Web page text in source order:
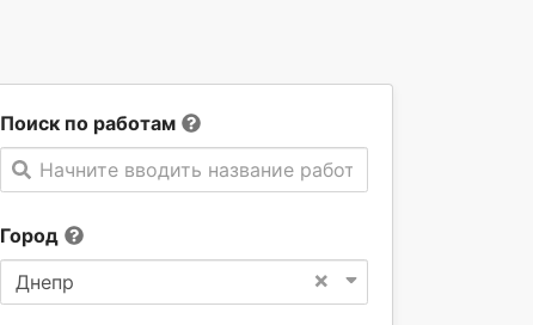
Поиск по работам
Начните вводить название работы
Город
×
Днепр